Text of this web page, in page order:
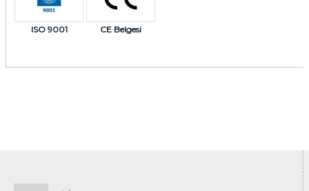
ISO 9001 CE Belgesi